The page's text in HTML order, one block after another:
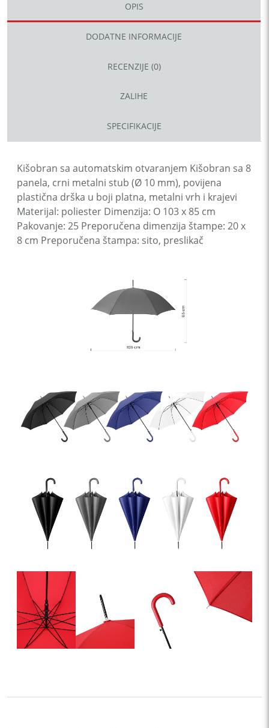
OPIS
DODATNE INFORMACIJE
RECENZIJE (0)
ZALIHE
SPECIFIKACIJE
Kišobran sa automatskim otvaranjem Kišobran sa 8
panela, crni metalni stub (Ø 10 mm), povijena
plastična drška u boji platna, metalni vrh i krajevi
Materijal: poliester Dimenzija: O 103 x 85 cm
Pakovanje: 25 Preporučena dimenzija štampe: 20 x
8 cm Preporučena štampa: sito, preslikač